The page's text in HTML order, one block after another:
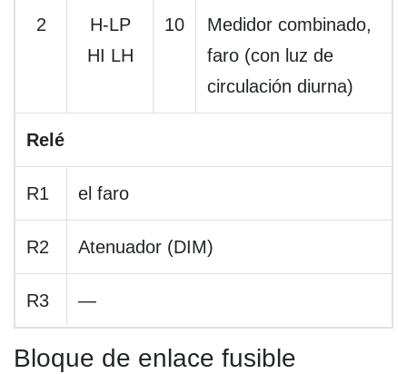
2
H-LP
HI LH
10
Medidor combinado,
faro (con luz de
circulación diurna)
Relé
R1 el faro
R2 Atenuador (DIM)
R3 —
Bloque de enlace fusible